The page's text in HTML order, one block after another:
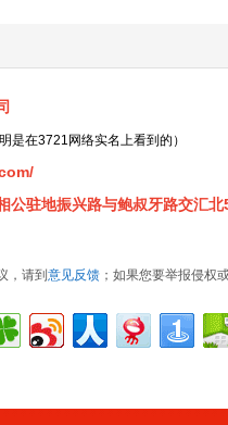
是在3721网络实名上看到的）
公驻地振兴路与鲍叔牙路交汇北
，请到 意见反馈 ；如果您要举报侵权